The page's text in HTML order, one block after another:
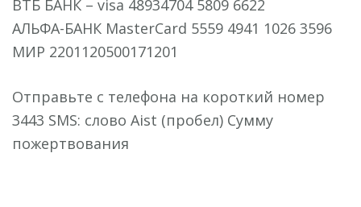
ВТБ БАНК – visa 48934704 5809 6622
АЛЬФА-БАНК MasterCard 5559 4941 1026 3596
MИР 2201120500171201
Отправьте с телефона на короткий номер
3443 SMS: слово Aist (пробел) Сумму
пожертвования